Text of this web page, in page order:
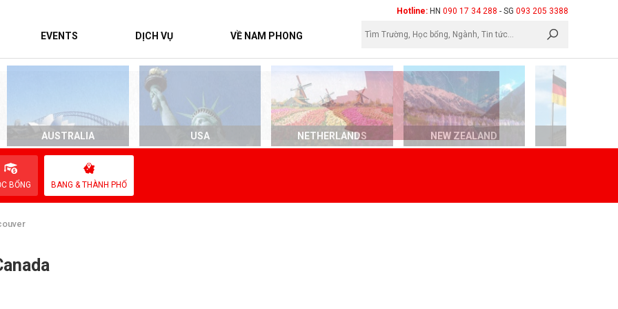
Hotline: HN 090 17 34 288 - SG 093 205 3388
EVENTS DỊCH VỤ VỀ NAM PHONG
AUSTRALIA USA NETHERLANDS NEW ZEALAND
BỔNG BANG & THÀNH PHỐ